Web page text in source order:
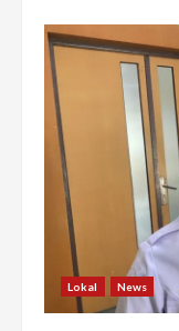
Lokal News